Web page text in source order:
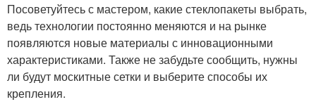
Посоветуйтесь с мастером, какие стеклопакеты выбрать,
ведь технологии постоянно меняются и на рынке
появляются новые материалы с инновационными
характеристиками. Также не забудьте сообщить, нужны
ли будут москитные сетки и выберите способы их
крепления.